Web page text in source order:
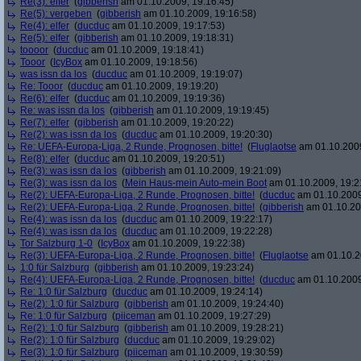
Re(5): vergeben (gibberish am 01.10.2009, 19:16:58)
Re(4): elfer (ducduc am 01.10.2009, 19:17:53)
Re(5): elfer (gibberish am 01.10.2009, 19:18:31)
toooor (ducduc am 01.10.2009, 19:18:41)
Tooor ( IcyBox am 01.10.2009, 19:18:56)
was issn da los (ducduc am 01.10.2009, 19:19:07)
Re: Tooor (ducduc am 01.10.2009, 19:19:20)
Re(6): elfer (ducduc am 01.10.2009, 19:19:36)
Re: was issn da los (gibberish am 01.10.2009, 19:19:45)
Re(7): elfer (gibberish am 01.10.2009, 19:20:22)
Re(2): was issn da los (ducduc am 01.10.2009, 19:20:30)
Re: UEFA-Europa-Liga, 2 Runde, Prognosen, bitte! (Fluglaotse am
Re(8): elfer (ducduc am 01.10.2009, 19:20:51)
Re(3): was issn da los (gibberish am 01.10.2009, 19:21:09)
Re(3): was issn da los (Mein Haus-mein Auto-mein Boot am 01.10.2009,
Re(2): UEFA-Europa-Liga, 2 Runde, Prognosen, bitte! (ducduc am
Re(2): UEFA-Europa-Liga, 2 Runde, Prognosen, bitte! (gibberish am
Re(4): was issn da los (ducduc am 01.10.2009, 19:22:17)
Re(4): was issn da los (ducduc am 01.10.2009, 19:22:28)
Tor Salzburg 1-0 ( IcyBox am 01.10.2009, 19:22:38)
Re(3): UEFA-Europa-Liga, 2 Runde, Prognosen, bitte! (Fluglaotse am
1:0 für Salzburg (gibberish am 01.10.2009, 19:23:24)
Re(4): UEFA-Europa-Liga, 2 Runde, Prognosen, bitte! (ducduc am
Re: 1:0 für Salzburg (ducduc am 01.10.2009, 19:24:14)
Re(2): 1:0 für Salzburg (gibberish am 01.10.2009, 19:24:40)
Re: 1:0 für Salzburg (piiceman am 01.10.2009, 19:27:29)
Re(2): 1:0 für Salzburg (gibberish am 01.10.2009, 19:28:21)
Re(2): 1:0 für Salzburg (ducduc am 01.10.2009, 19:29:02)
Re(3): 1:0 für Salzburg (piiceman am 01.10.2009, 19:30:59)